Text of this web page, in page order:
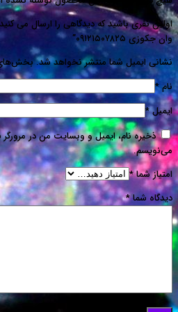
که دیدگاهی را ارسال می کنید برای
شما منتشر نخواهد شد.بخش‌های موردنیاز
ایمیل و وبسایت من در مرورگر برای زمانی